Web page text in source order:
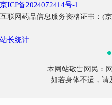
京ICP备2024072414号-1
互联网药品信息服务资格证书：(
站长统计
本网站敬告网民：
如若身体不适，请